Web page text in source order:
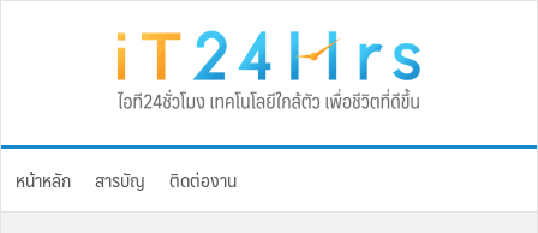
หน้าหลัก สารบัญ ติดต่องาน